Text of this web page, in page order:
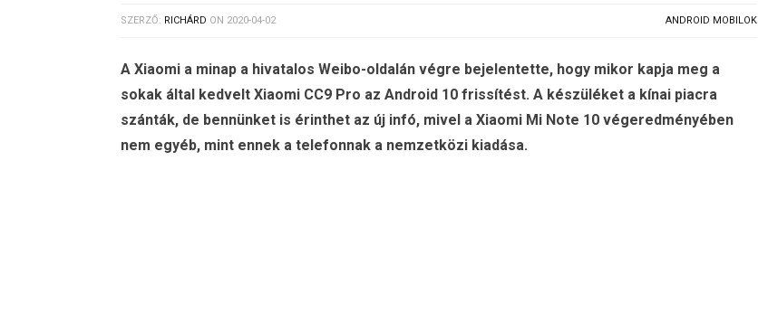
SZERZŐ: RICHÁRD ON 2020-04-02 ANDROID MOBILOK
A Xiaomi a minap a hivatalos Weibo-oldalán végre bejelentette, hogy mikor kapja meg a
sokak által kedvelt Xiaomi CC9 Pro az Android 10 frissítést. A készüléket a kínai piacra
szánták, de bennünket is érinthet az új infó, mivel a Xiaomi Mi Note 10 végeredményében
nem egyéb, mint ennek a telefonnak a nemzetközi kiadása.